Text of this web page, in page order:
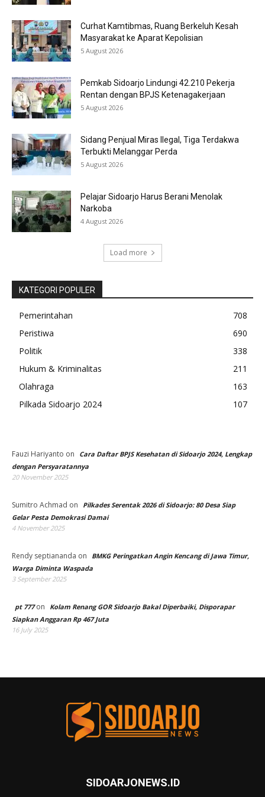
Curhat Kamtibmas, Ruang Berkeluh Kesah
Masyarakat ke Aparat Kepolisian
5 August 2026
Pemkab Sidoarjo Lindungi 42.210 Pekerja
Rentan dengan BPJS Ketenagakerjaan
5 August 2026
Sidang Penjual Miras Ilegal, Tiga Terdakwa
Terbukti Melanggar Perda
5 August 2026
Pelajar Sidoarjo Harus Berani Menolak
Narkoba
4 August 2026
Load more
KATEGORI POPULER
Pemerintahan
708
Peristiwa
690
Politik
338
Hukum & Kriminalitas
211
Olahraga
163
Pilkada Sidoarjo 2024
107
Fauzi Hariyanto on
Cara Daftar BPJS Kesehatan di Sidoarjo 2024, Lengkap
dengan Persyaratannya
20 November 2025
Sumitro Achmad on
Pilkades Serentak 2026 di Sidoarjo: 80 Desa Siap
Gelar Pesta Demokrasi Damai
4 November 2025
Rendy septiananda on
BMKG Peringatkan Angin Kencang di Jawa Timur,
Warga Diminta Waspada
3 September 2025
pt 777on
Kolam Renang GOR Sidoarjo Bakal Diperbaiki, Disporapar
Siapkan Anggaran Rp 467 Juta
16 July 2025
SIDOARJONEWS.ID